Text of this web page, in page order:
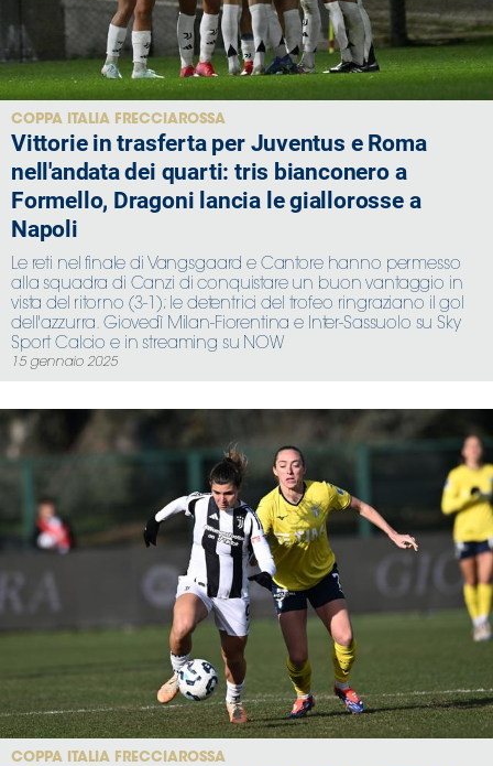
COPPA ITALIA FRECCIAROSSA
Vittorie in trasferta per Juventus e Roma
nell'andata dei quarti: tris bianconero a
Formello, Dragoni lancia le giallorosse a
Napoli
Le reti nel finale di Vangsgaard e Cantore hanno permesso
alla squadra di Canzi di conquistare un buon vantaggio in
vista del ritorno (3-1); le detentrici del trofeo ringraziano il gol
dell'azzurra. Giovedì Milan-Fiorentina e Inter-Sassuolo su Sky
Sport Calcio e in streaming su NOW
15 gennaio 2025
COPPA ITALIA FRECCIAROSSA